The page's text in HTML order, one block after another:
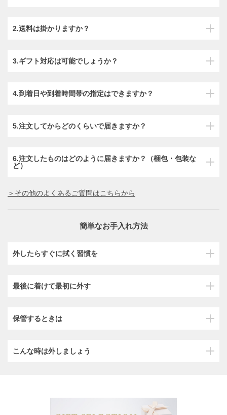
2.送料は掛かりますか？
3.ギフト対応は可能でしょうか？
4.到着日や到着時間帯の指定はできますか？
5.注文してからどのくらいで届きますか？
6.注文したものはどのように届きますか？（梱包・包装な
ど）
＞その他のよくあるご質問はこちらから
簡単なお手入れ方法
外したらすぐに拭く習慣を
最後に着けて最初に外す
保管するときは
こんな時は外しましょう